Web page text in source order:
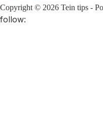
Copyright © 2026 Tein tips -
follow: